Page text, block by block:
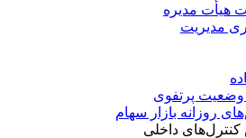
هیأت مدیره
مدیریت
پرتفوی
روزانه بازار سهام
داخلی